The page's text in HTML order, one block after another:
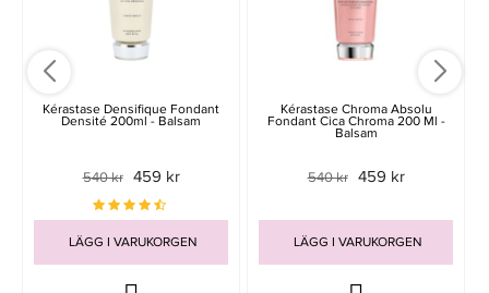
Kérastase Densifique Fondant
Densité 200ml - Balsam
540 kr 459 kr
LÄGG I VARUKORGEN
Kérastase Chroma Absolu
Fondant Cica Chroma 200 Ml -
Balsam
540 kr 459 kr
LÄGG I VARUKORGEN